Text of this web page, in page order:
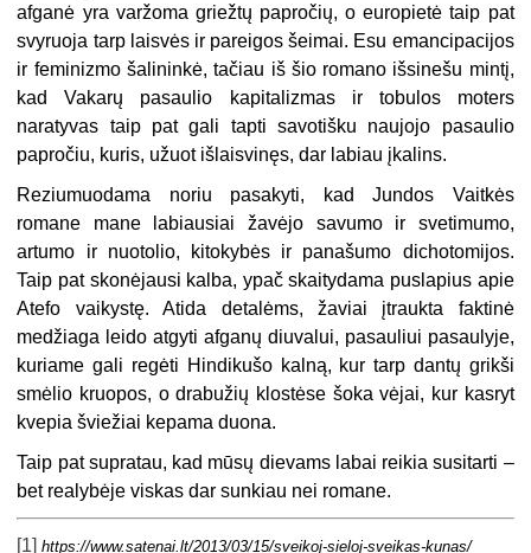
afganė yra varžoma griežtų papročių, o europietė taip pat
svyruoja tarp laisvės ir pareigos šeimai. Esu emancipacijos
ir feminizmo šalininkė, tačiau iš šio romano išsinešu mintį,
kad Vakarų pasaulio kapitalizmas ir tobulos moters
naratyvas taip pat gali tapti savotišku naujojo pasaulio
papročiu, kuris, užuot išlaisvinęs, dar labiau įkalins.
Reziumuodama noriu pasakyti, kad Jundos Vaitkės
romane mane labiausiai žavėjo savumo ir svetimumo,
artumo ir nuotolio, kitokybės ir panašumo dichotomijos.
Taip pat skonėjausi kalba, ypač skaitydama puslapius apie
Atefo vaikystę. Atida detalėms, žaviai įtraukta faktinė
medžiaga leido atgyti afganų diuvalui, pasauliui pasaulyje,
kuriame gali regėti Hindikušo kalną, kur tarp dantų grikši
smėlio kruopos, o drabužių klostėse šoka vėjai, kur kasryt
kvepia šviežiai kepama duona.
Taip pat supratau, kad mūsų dievams labai reikia susitarti –
bet realybėje viskas dar sunkiau nei romane.
[1] https://www.satenai.lt/2013/03/15/sveikoj-sieloj-sveikas-kunas/